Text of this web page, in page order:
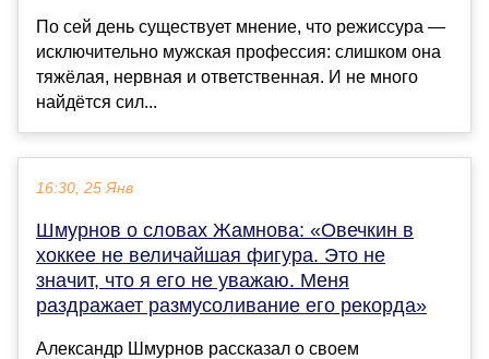
По сей день существует мнение, что режиссура —
исключительно мужская профессия: слишком она
тяжёлая, нервная и ответственная. И не много
найдётся сил...
16:30, 25 Янв
Шмурнов о словах Жамнова: «Овечкин в
хоккее не величайшая фигура. Это не
значит, что я его не уважаю. Меня
раздражает размусоливание его рекорда»
Александр Шмурнов рассказал о своем